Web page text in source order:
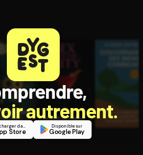
autrement.
Télécharger dans
Store
Disponible sur
Google Play